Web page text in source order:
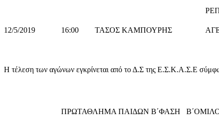
12/5/2019 16:00 ΤΑΣΟΣ ΚΑΜΠΟΥΡΗΣ
Η τέλεση των αγώνων εγκρίνεται από το Δ.Σ της Ε.Σ.Κ.Α.Σ.Ε
ΠΡΩΤΑΘΛΗΜΑ ΠΑΙΔΩΝ Β΄ΦΑΣΗ